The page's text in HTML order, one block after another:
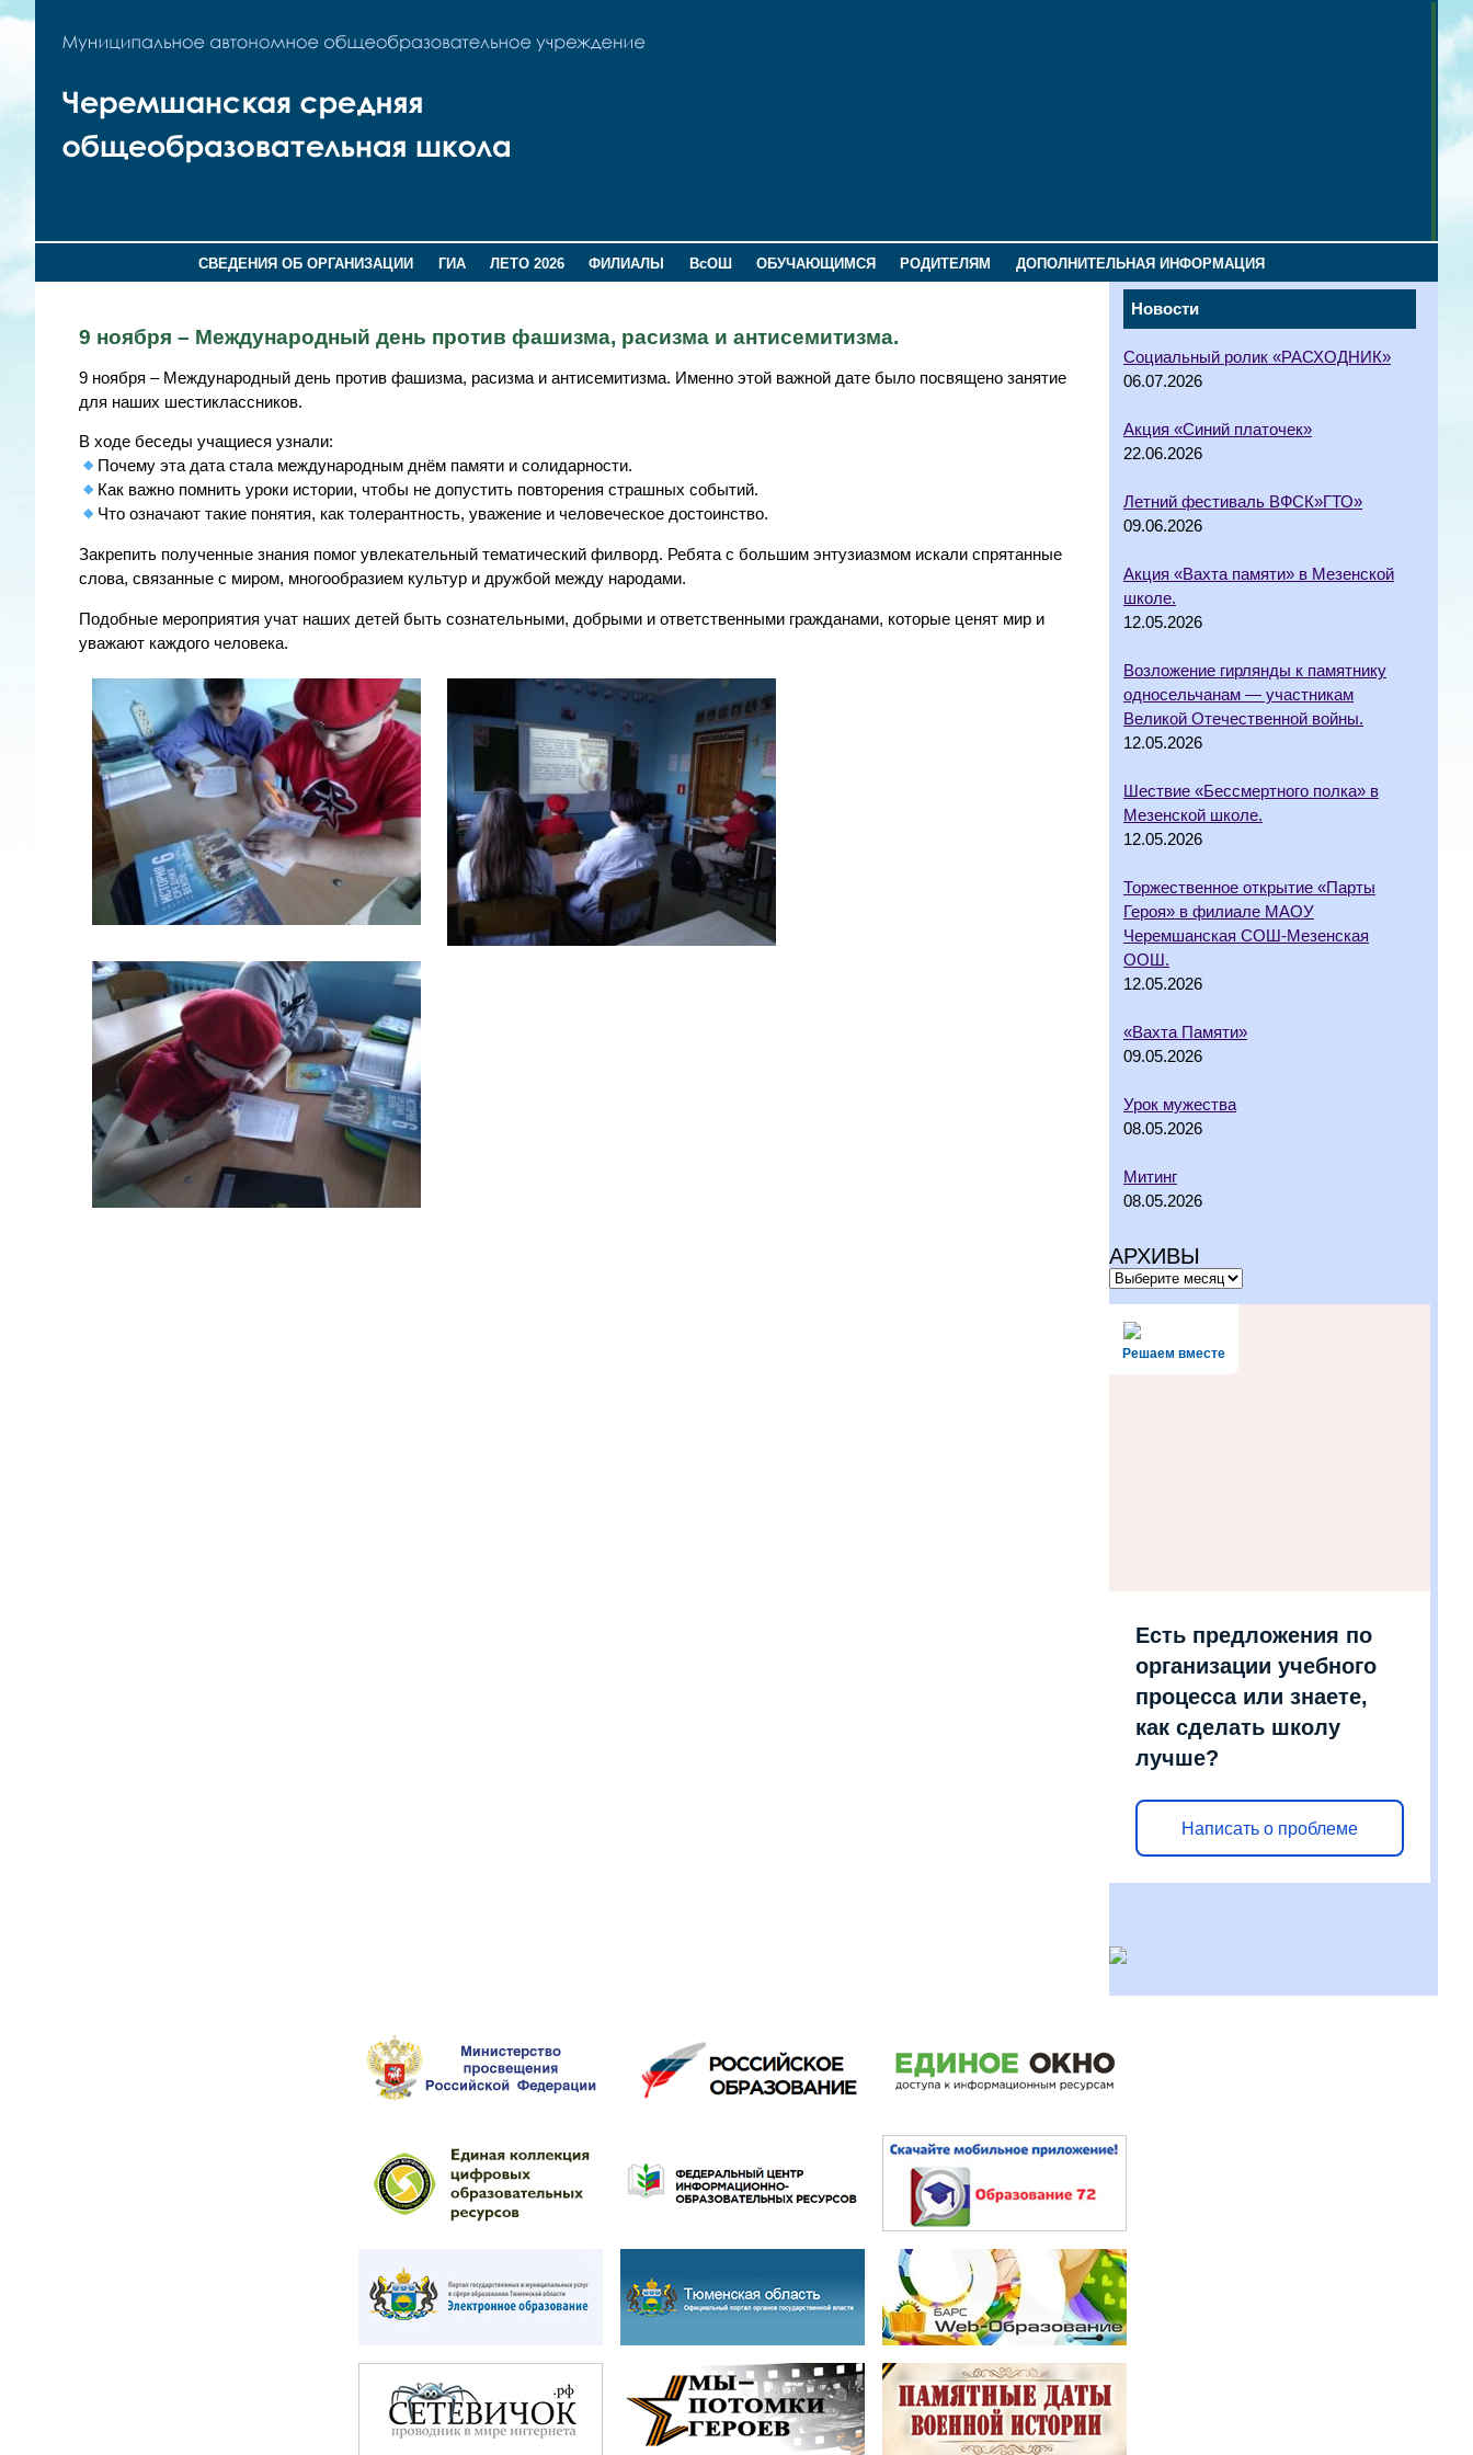
СВЕДЕНИЯ ОБ ОРГАНИЗАЦИИ ГИА ЛЕТО 2026 ФИЛИАЛЫ ВсОШ ОБУЧАЮЩИМСЯ РОДИТЕЛЯМ ДОПОЛНИТЕЛЬНАЯ ИНФОРМАЦИЯ
Новости
Социальный ролик «РАСХОДНИК»
06.07.2026
Акция «Синий платочек»
22.06.2026
Летний фестиваль ВФСК»ГТО»
09.06.2026
Акция «Вахта памяти» в Мезенской
школе.
12.05.2026
Возложение гирлянды к памятнику
односельчанам — участникам
Великой Отечественной войны.
12.05.2026
Шествие «Бессмертного полка» в
Мезенской школе.
12.05.2026
Торжественное открытие «Парты
Героя» в филиале МАОУ
Черемшанская СОШ-Мезенская
ООШ.
12.05.2026
«Вахта Памяти»
09.05.2026
Урок мужества
08.05.2026
Митинг
08.05.2026
АРХИВЫ
Решаем вместе
Есть предложения по
организации учебного
процесса или знаете,
как сделать школу
лучше?
Написать о проблеме
9 ноября – Международный день против фашизма, расизма и антисемитизма.
9 ноября – Международный день против фашизма, расизма и антисемитизма. Именно этой важной дате было посвящено занятие
для наших шестиклассников.
В ходе беседы учащиеся узнали:
Почему эта дата стала международным днём памяти и солидарности.
Как важно помнить уроки истории, чтобы не допустить повторения страшных событий.
Что означают такие понятия, как толерантность, уважение и человеческое достоинство.
Закрепить полученные знания помог увлекательный тематический филворд. Ребята с большим энтузиазмом искали спрятанные
слова, связанные с миром, многообразием культур и дружбой между народами.
Подобные мероприятия учат наших детей быть сознательными, добрыми и ответственными гражданами, которые ценят мир и
уважают каждого человека.